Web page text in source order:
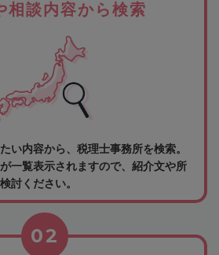
相談内容から検索
い内容から、税理士事務所を検索。
一覧表示されますので、紹介文や所
討ください。
02